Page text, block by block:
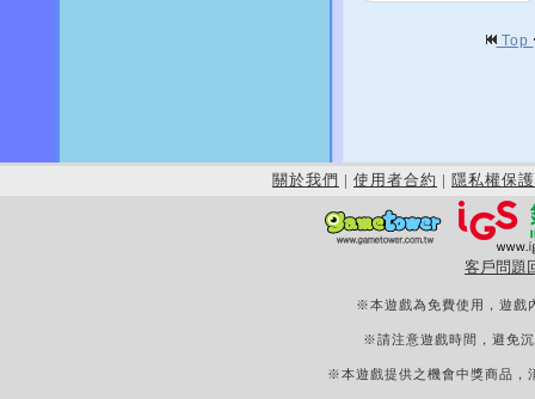
Top
關於我們 | 使用者合約 | 隱私權保護
客戶問題
※本遊戲為免費使用，遊戲
※請注意遊戲時間，避免
※本遊戲提供之機會中獎商品，